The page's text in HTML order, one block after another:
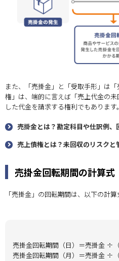
また、「売掛金」と「受取手形」は
権」は、端的に言えば「売上代金の
した代金を請求する権利でもあります。
売掛金とは？勘定科目や仕訳例、
売上債権とは？未回収のリスク
売掛金回転期間の計算式
「売掛金」の回転期間は、以下の計算
売掛金回転期間（日）＝売掛金 ÷
売掛金回転期間（月）＝売掛金 ÷